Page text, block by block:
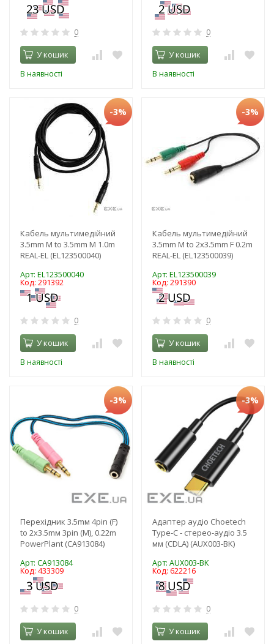
0
У кошик
В наявності
0
У кошик
В наявності
-3%
Кабель мультимедійний
3.5mm M to 3.5mm M 1.0m
REAL-EL (EL123500040)
Арт: EL123500040
Код: 291392
0
У кошик
В наявності
-3%
Кабель мультимедійний
3.5mm M to 2x3.5mm F 0.2m
REAL-EL (EL123500039)
Арт: EL123500039
Код: 291390
0
У кошик
В наявності
-3%
Перехідник 3.5mм 4pin (F)
to 2x3.5mм 3pin (M), 0.22m
PowerPlant (CA913084)
Арт: CA913084
Код: 433309
0
У кошик
-3%
Адаптер аудіо Choetech
Type-C - стерео-аудіо 3.5
мм (CDLA) (AUX003-BK)
Арт: AUX003-BK
Код: 622216
0
У кошик